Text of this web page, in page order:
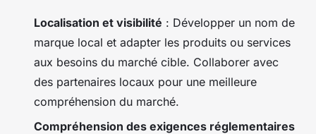
Localisation et visibilité : Développer un nom de
marque local et adapter les produits ou services
aux besoins du marché cible. Collaborer avec
des partenaires locaux pour une meilleure
compréhension du marché.
Compréhension des exigences réglementaires